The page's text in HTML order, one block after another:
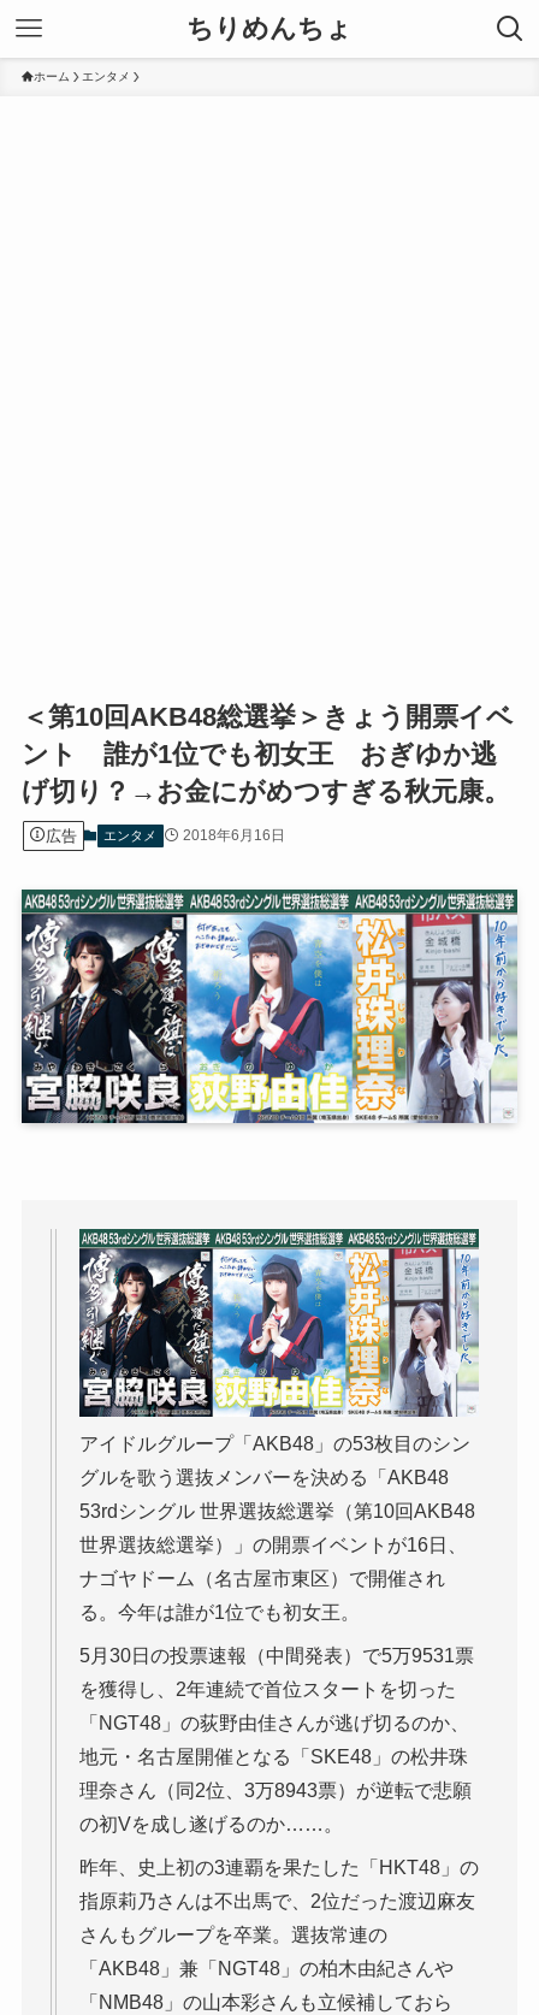
ちりめんちょ
ホーム エンタメ
＜第10回AKB48総選挙＞きょう開票イベ
ント 誰が1位でも初女王 おぎゆか逃
げ切り？→お金にがめつすぎる秋元康。
広告 エンタメ 2018年6月16日
アイドルグループ「AKB48」の53枚目のシン
グルを歌う選抜メンバーを決める「AKB48
53rdシングル 世界選抜総選挙（第10回AKB48
世界選抜総選挙）」の開票イベントが16日、
ナゴヤドーム（名古屋市東区）で開催され
る。今年は誰が1位でも初女王。
5月30日の投票速報（中間発表）で5万9531票
を獲得し、2年連続で首位スタートを切った
「NGT48」の荻野由佳さんが逃げ切るのか、
地元・名古屋開催となる「SKE48」の松井珠
理奈さん（同2位、3万8943票）が逆転で悲願
の初Vを成し遂げるのか……。
昨年、史上初の3連覇を果たした「HKT48」の
指原莉乃さんは不出馬で、2位だった渡辺麻友
さんもグループを卒業。選抜常連の
「AKB48」兼「NGT48」の柏木由紀さんや
「NMB48」の山本彩さんも立候補しておら